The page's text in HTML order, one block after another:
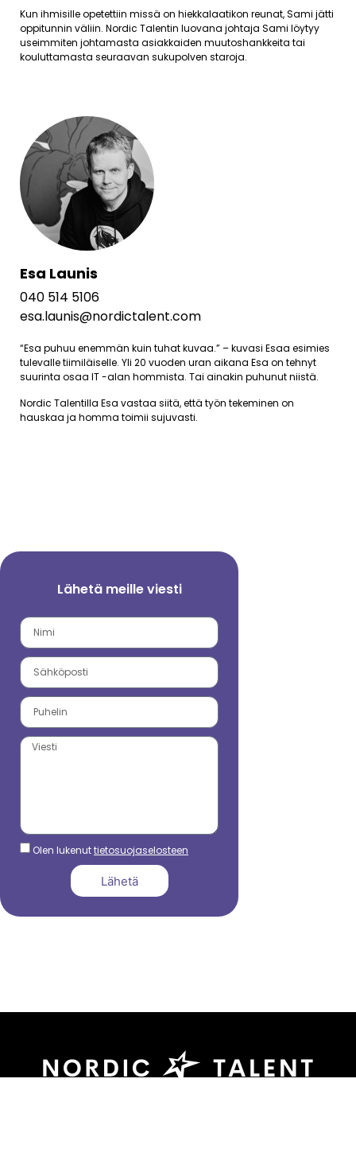
Kun ihmisille opetettiin missä on hiekkalaatikon reunat, Sami jätti
oppitunnin väliin. Nordic Talentin luovana johtaja Sami löytyy
useimmiten johtamasta asiakkaiden muutoshankkeita tai
kouluttamasta seuraavan sukupolven staroja.
Esa Launis
040 514 5106
esa.launis@nordictalent.com
“Esa puhuu enemmän kuin tuhat kuvaa.” – kuvasi Esaa esimies
tulevalle tiimiläiselle. Yli 20 vuoden uran aikana Esa on tehnyt
suurinta osaa IT -alan hommista. Tai ainakin puhunut niistä.
Nordic Talentilla Esa vastaa siitä, että työn tekeminen on
hauskaa ja homma toimii sujuvasti.
Lähetä meille viesti
Olen lukenuttietosuojaselosteen
Lähetä